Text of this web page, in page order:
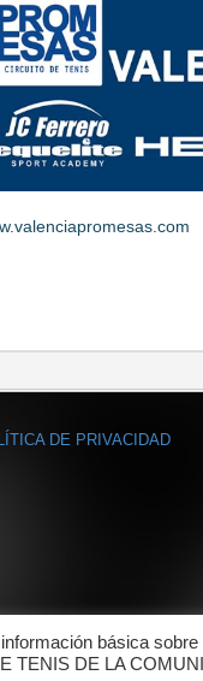
DE PRIVACIDAD
básica
TENIS DE LA